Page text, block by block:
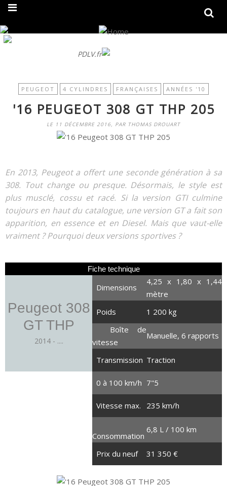
PDLV.fr
PEUGEOT 4 CYLINDRES FRANÇAISES ANNÉES '10
'16 PEUGEOT 308 GT THP 205
LE 11 DÉCEMBRE 2016, PAR THOMAS DROUART
En 2013, Peugeot a offert une seconde génération à sa
308. Tout change ou presque. Désormais, le style est
plus musclé, cossu et racé. Si la version GTI culmine
toujours en haut du catalogue, une version GT a fait son
apparition, en essence et en Diesel. Mais que vaut-elle
vraiment ? Pourquoi deux versions sportives ?
Fiche technique
Peugeot 308
GT THP
2014 - ....
Dimensions
4,25 x 1,80 x 1,44
mètre
Poids
1 200 kg
Boîte de
vitesse
Manuelle, 6 rapports
Transmission Traction
0 à 100 km/h 7"5
Vitesse max. 235 km/h
Consommation
6,8 L / 100 km
Prix du neuf 31 350 €